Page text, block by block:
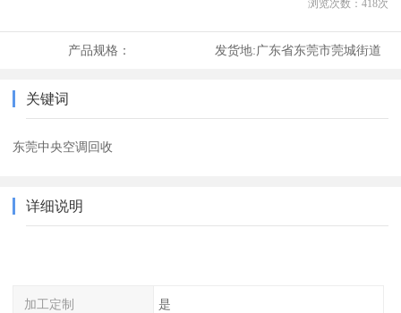
浏览次数： 418次
产品规格： 发货地:广东省东莞市莞城街道
关键词
东莞中央空调回收
详细说明
加工定制 是